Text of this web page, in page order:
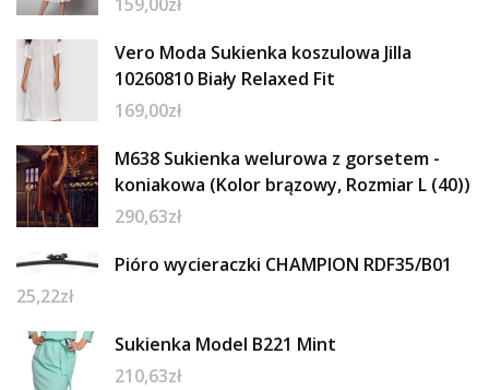
Vero Moda Sukienka koszulowa Jilla
10260810 Biały Relaxed Fit
169,00zł
M638 Sukienka welurowa z gorsetem -
koniakowa (Kolor brązowy, Rozmiar L (40))
290,63zł
Pióro wycieraczki CHAMPION RDF35/B01
25,22zł
Sukienka Model B221 Mint
210,63zł